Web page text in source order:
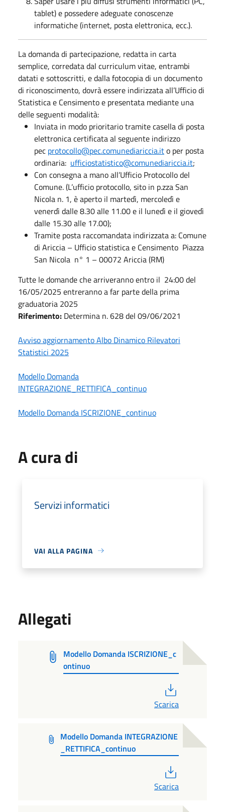
tablet) e possedere adeguate conoscenze
informatiche (internet, posta elettronica, ecc.).
La domanda di partecipazione, redatta in carta
semplice, corredata dal curriculum vitae, entrambi
datati e sottoscritti, e dalla fotocopia di un documento
di riconoscimento, dovrà essere indirizzata all’Ufficio di
Statistica e Censimento e presentata mediante una
delle seguenti modalità:
Inviata in modo prioritario tramite casella di posta
elettronica certificata al seguente indirizzo
pec protocollo@pec.comunediariccia.ito per posta
ordinaria: ufficiostatistico@comunediariccia.it;
Con consegna a mano all’Ufficio Protocollo del
Comune. (L’ufficio protocollo, sito in p.zza San
Nicola n. 1, è aperto il martedì, mercoledì e
venerdì dalle 8.30 alle 11.00 e il lunedì e il giovedì
dalle 15.30 alle 17.00);
Tramite posta raccomandata indirizzata a: Comune
di Ariccia – Ufficio statistica e Censimento Piazza
San Nicola n° 1 – 00072 Ariccia (RM)
Tutte le domande che arriveranno entro il 24:00 del
16/05/2025 entreranno a far parte della prima
graduatoria 2025
Riferimento: Determina n. 628 del 09/06/2021
Avviso aggiornamento Albo Dinamico Rilevatori
Statistici 2025
Modello Domanda
INTEGRAZIONE_RETTIFICA_continuo
Modello Domanda ISCRIZIONE_continuo
A cura di
Servizi informatici
VAI ALLA PAGINA
Allegati
Modello Domanda ISCRIZIONE_c
ontinuo
Scarica
Modello Domanda INTEGRAZIONE
_RETTIFICA_continuo
Scarica